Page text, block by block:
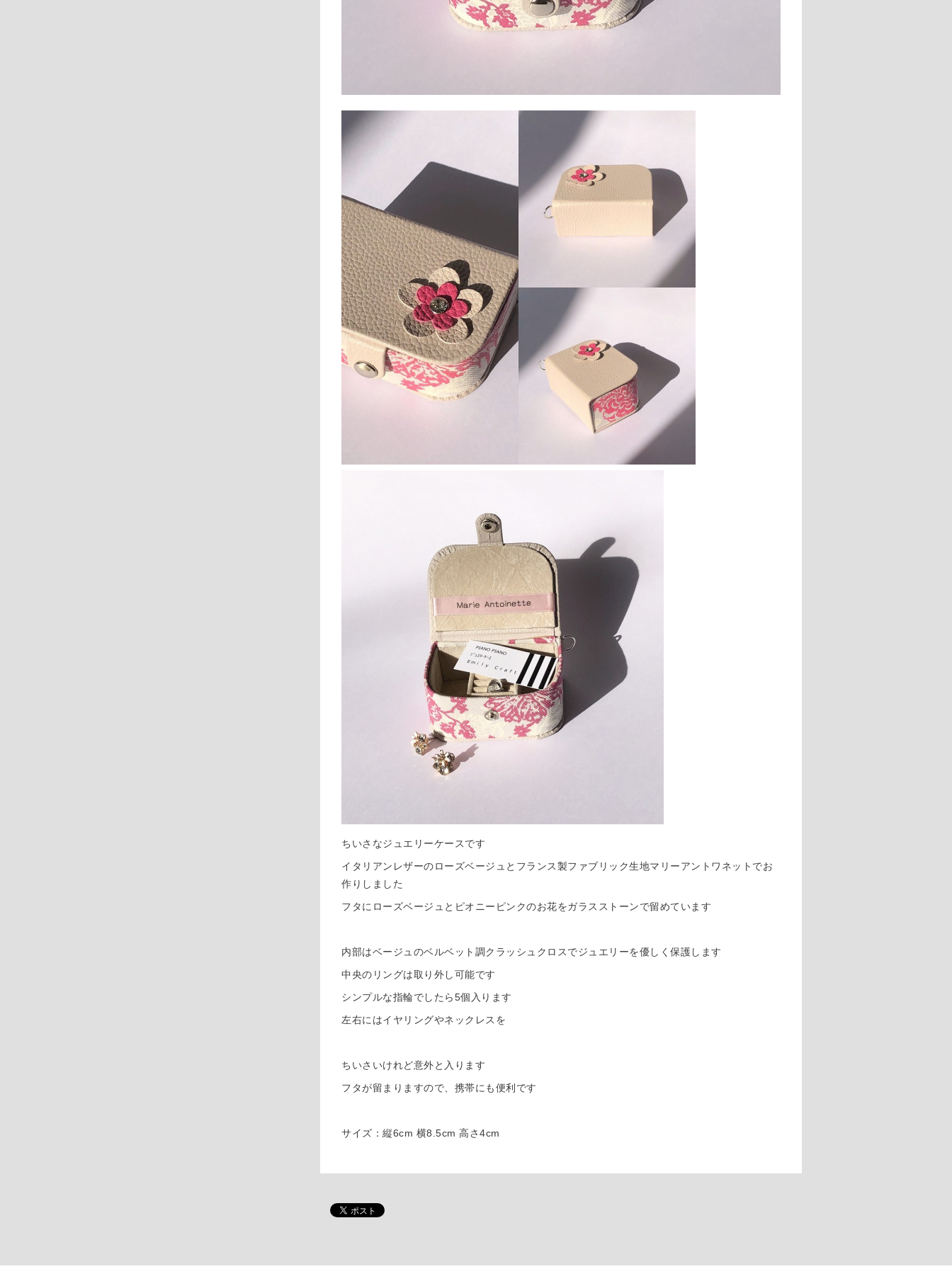
ちいさなジュエリーケースです
イタリアンレザーのローズベージュとフランス製ファブリック生地マリーアントワネットでお
作りしました
フタにローズベージュとピオニーピンクのお花をガラスストーンで留めています
内部はベージュのベルベット調クラッシュクロスでジュエリーを優しく保護します
中央のリングは取り外し可能です
シンプルな指輪でしたら5個入ります
左右にはイヤリングやネックレスを
ちいさいけれど意外と入ります
フタが留まりますので、携帯にも便利です
サイズ：縦6cm 横8.5cm 高さ4cm